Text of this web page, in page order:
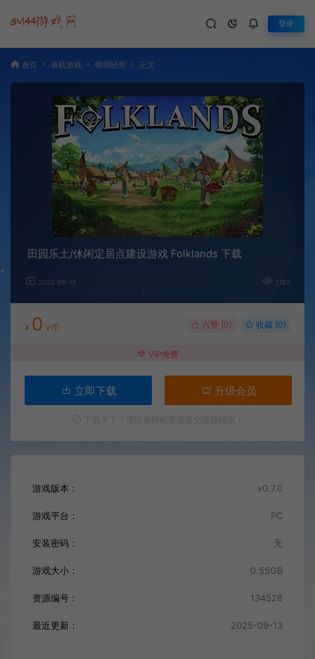
登录
首页 单机游戏 模拟经营 正文
田园乐土/休闲定居点建设游戏 Folklands 下载
2025-09-13 7,183
¥ 0 V币 点赞 (0) 收藏 (0)
VIP免费
立即下载 升级会员
游戏版本： v0.7.0
游戏平台： PC
安装密码： 无
游戏大小： 0.55GB
资源编号： 134528
最近更新： 2025-09-13